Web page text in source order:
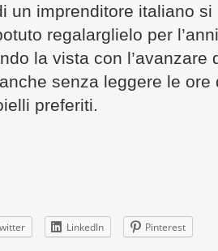
un imprenditore italiano
regalarglielo per
la vista con l’avanzare
senza leggere le ore
preferiti.
LinkedIn Pinterest